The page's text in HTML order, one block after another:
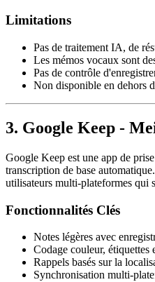
Limitations
Pas de traitement IA, de
Les mémos vocaux sont
Pas de contrôle
Non disponible en dehors
3. Google Keep -
Google Keep est une app de
transcription de base
utilisateurs multi-plateformes qui
Fonctionnalités Clés
Notes légères avec
Codage couleur,
Rappels basés sur la
Synchronisation multi-